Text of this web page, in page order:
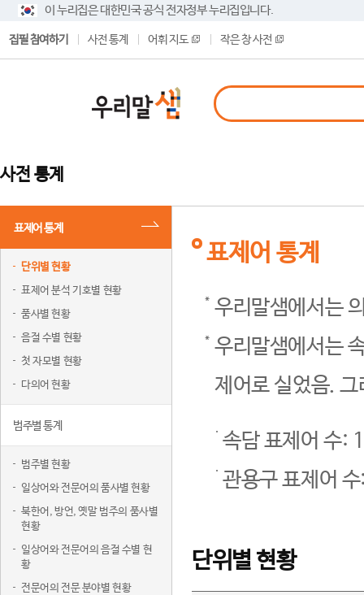
이 누리집은 대한민국 공식 전자정부 누리집입니다.
집필 참여하기 사전 통계 어휘 지도 작은 창 사전
사전 통계
표제어 통계
단위별 현황
표제어 분석 기호별 현황
품사별 현황
음절 수별 현황
첫 자모별 현황
다의어 현황
범주별 통계
범주별 현황
일상어와 전문어의 품사별 현황
북한어, 방언, 옛말 범주의 품사별
현황
일상어와 전문어의 음절 수별 현
황
전문어의 전문 분야별 현황
표제어 통계
우리말샘에서는
우리말샘에서는
제어로 실었음.
속담 표제어 수:
관용구 표제어
단위별 현황